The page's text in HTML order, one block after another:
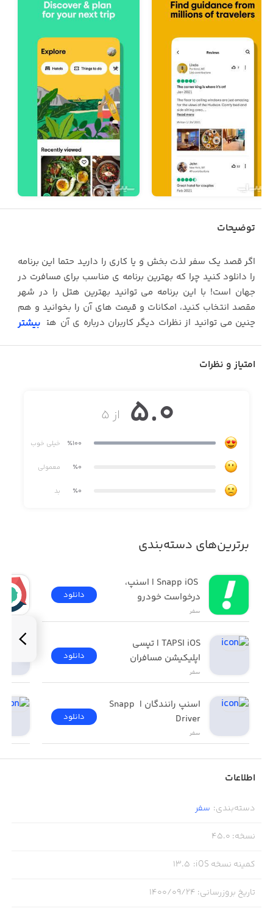
توضیحات
اگر قصد يک سفر لذت بخش و يا كاری را داريد حتما اين برنامه
را دانلود كنيد چرا كه بهترين برنامه ی مناسب برای مسافرت در
جهان است! با اين برنامه مي توانيد بهترين هتل را در شهر
مقصد انتخاب كنيد، امكانات و قيمت های آن را بخوانيد و هم
چنين می توانيد از نظرات ديگر كاربران درباره ی آن هتل ها با
نقشه ی توريستی شهر مورد نظر شما را نيز دارا می باشد و می
يک تايم لاين از سفر خود درست كنيد و وقايع را در آن
بیشتر
امتیاز و نظرات
از ۵ 5.0
٪100 خیلی خوب
٪0 معمولی
٪0 بد
برترین‌های دسته‌بندی
درخواست خودرو
سفر
دانلود
اپلیکیشن مسافران
سفر
دانلود
اسنپ رانندگان | Snapp
Driver
سفر
دانلود
اطلاعات
دسته‌بندی: سفر
نسخه:
45.0
کمینه نسخه iOS :
13.5
تاریخ بروزرسانی: ۱۴۰۰/۰۹/۲۴